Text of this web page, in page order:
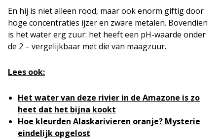
En hij is niet alleen rood, maar ook enorm giftig door
hoge concentraties ijzer en zware metalen. Bovendien
is het water erg zuur: het heeft een pH-waarde onder
de 2 – vergelijkbaar met die van maagzuur.
Lees ook:
Het water van deze rivier in de Amazone is zo
heet dat het bijna kookt
Hoe kleurden Alaskarivieren oranje? Mysterie
eindelijk opgelost